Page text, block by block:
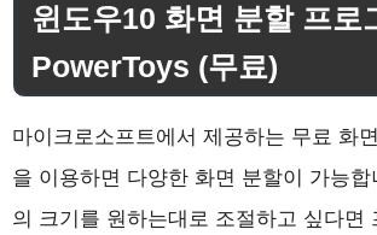
윈도우10 화면 분할 프로
PowerToys (무료)
마이크로소프트에서 제공하는 무료 화
을 이용하면 다양한 화면 분할이 가능
의 크기를 원하는대로 조절하고 싶다면